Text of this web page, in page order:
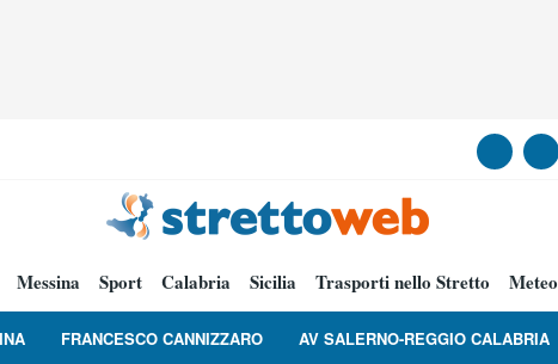
Messina Sport Calabria Sicilia Trasporti nello Stretto Meteo
FRANCESCO CANNIZZARO AV SALERNO-REGGIO CALABRIA